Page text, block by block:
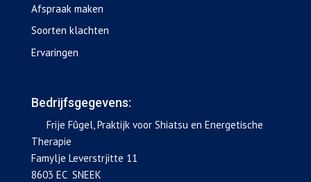
Afspraak maken
Soorten klachten
Ervaringen
Bedrijfsgegevens:
Frije Fûgel, Praktijk voor Shiatsu en Energetische
Therapie
Famylje Leverstrjitte 11
8603 EC SNEEK